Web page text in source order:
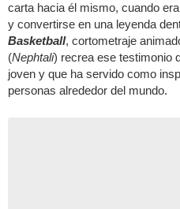
carta hacia él mismo, cuando
y convertirse en una leyenda
Basketball, cortometraje
(Nephtali) recrea ese testimonio
joven y que ha servido como
personas alrededor del mundo.